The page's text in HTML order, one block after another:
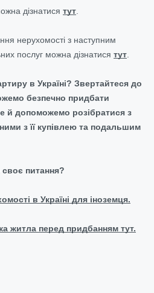
дізнатися тут
нерухомості з наступним
послуг можна дізнатися тут
в Україні? Звертайтеся до
безпечно придбати
й допоможемо розібратися з
з її купівлею та подальшим
питання?
в Україні для іноземця.
житла перед придбанням тут.